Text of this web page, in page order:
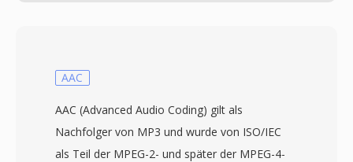
AAC
AAC (Advanced Audio Coding) gilt als
Nachfolger von MP3 und wurde von ISO/IEC
als Teil der MPEG-2- und später der MPEG-4-